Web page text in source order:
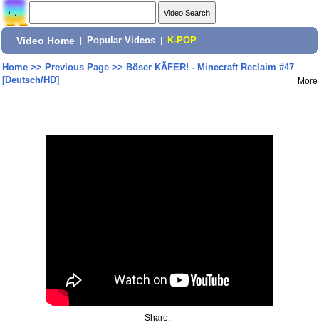
Video Home Popular Videos K-POP
Home>> Previous Page>> Böser KÄFER! - Minecraft Reclaim #47
[Deutsch/HD]
More
Share: